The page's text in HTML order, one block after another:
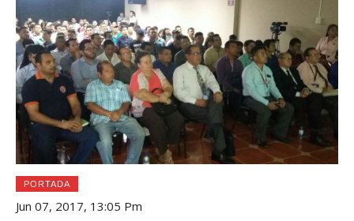
PORTADA
Jun 07, 2017, 13:05 Pm